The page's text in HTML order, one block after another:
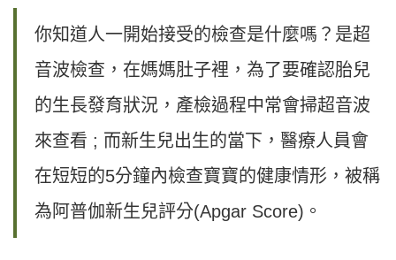
你知道人一開始接受的檢查是什麼嗎？是超
音波檢查，在媽媽肚子裡，為了要確認胎兒
的生長發育狀況，產檢過程中常會掃超音波
來查看 ; 而新生兒出生的當下，醫療人員會
在短短的5分鐘內檢查寶寶的健康情形，被稱
為阿普伽新生兒評分(Apgar Score)。